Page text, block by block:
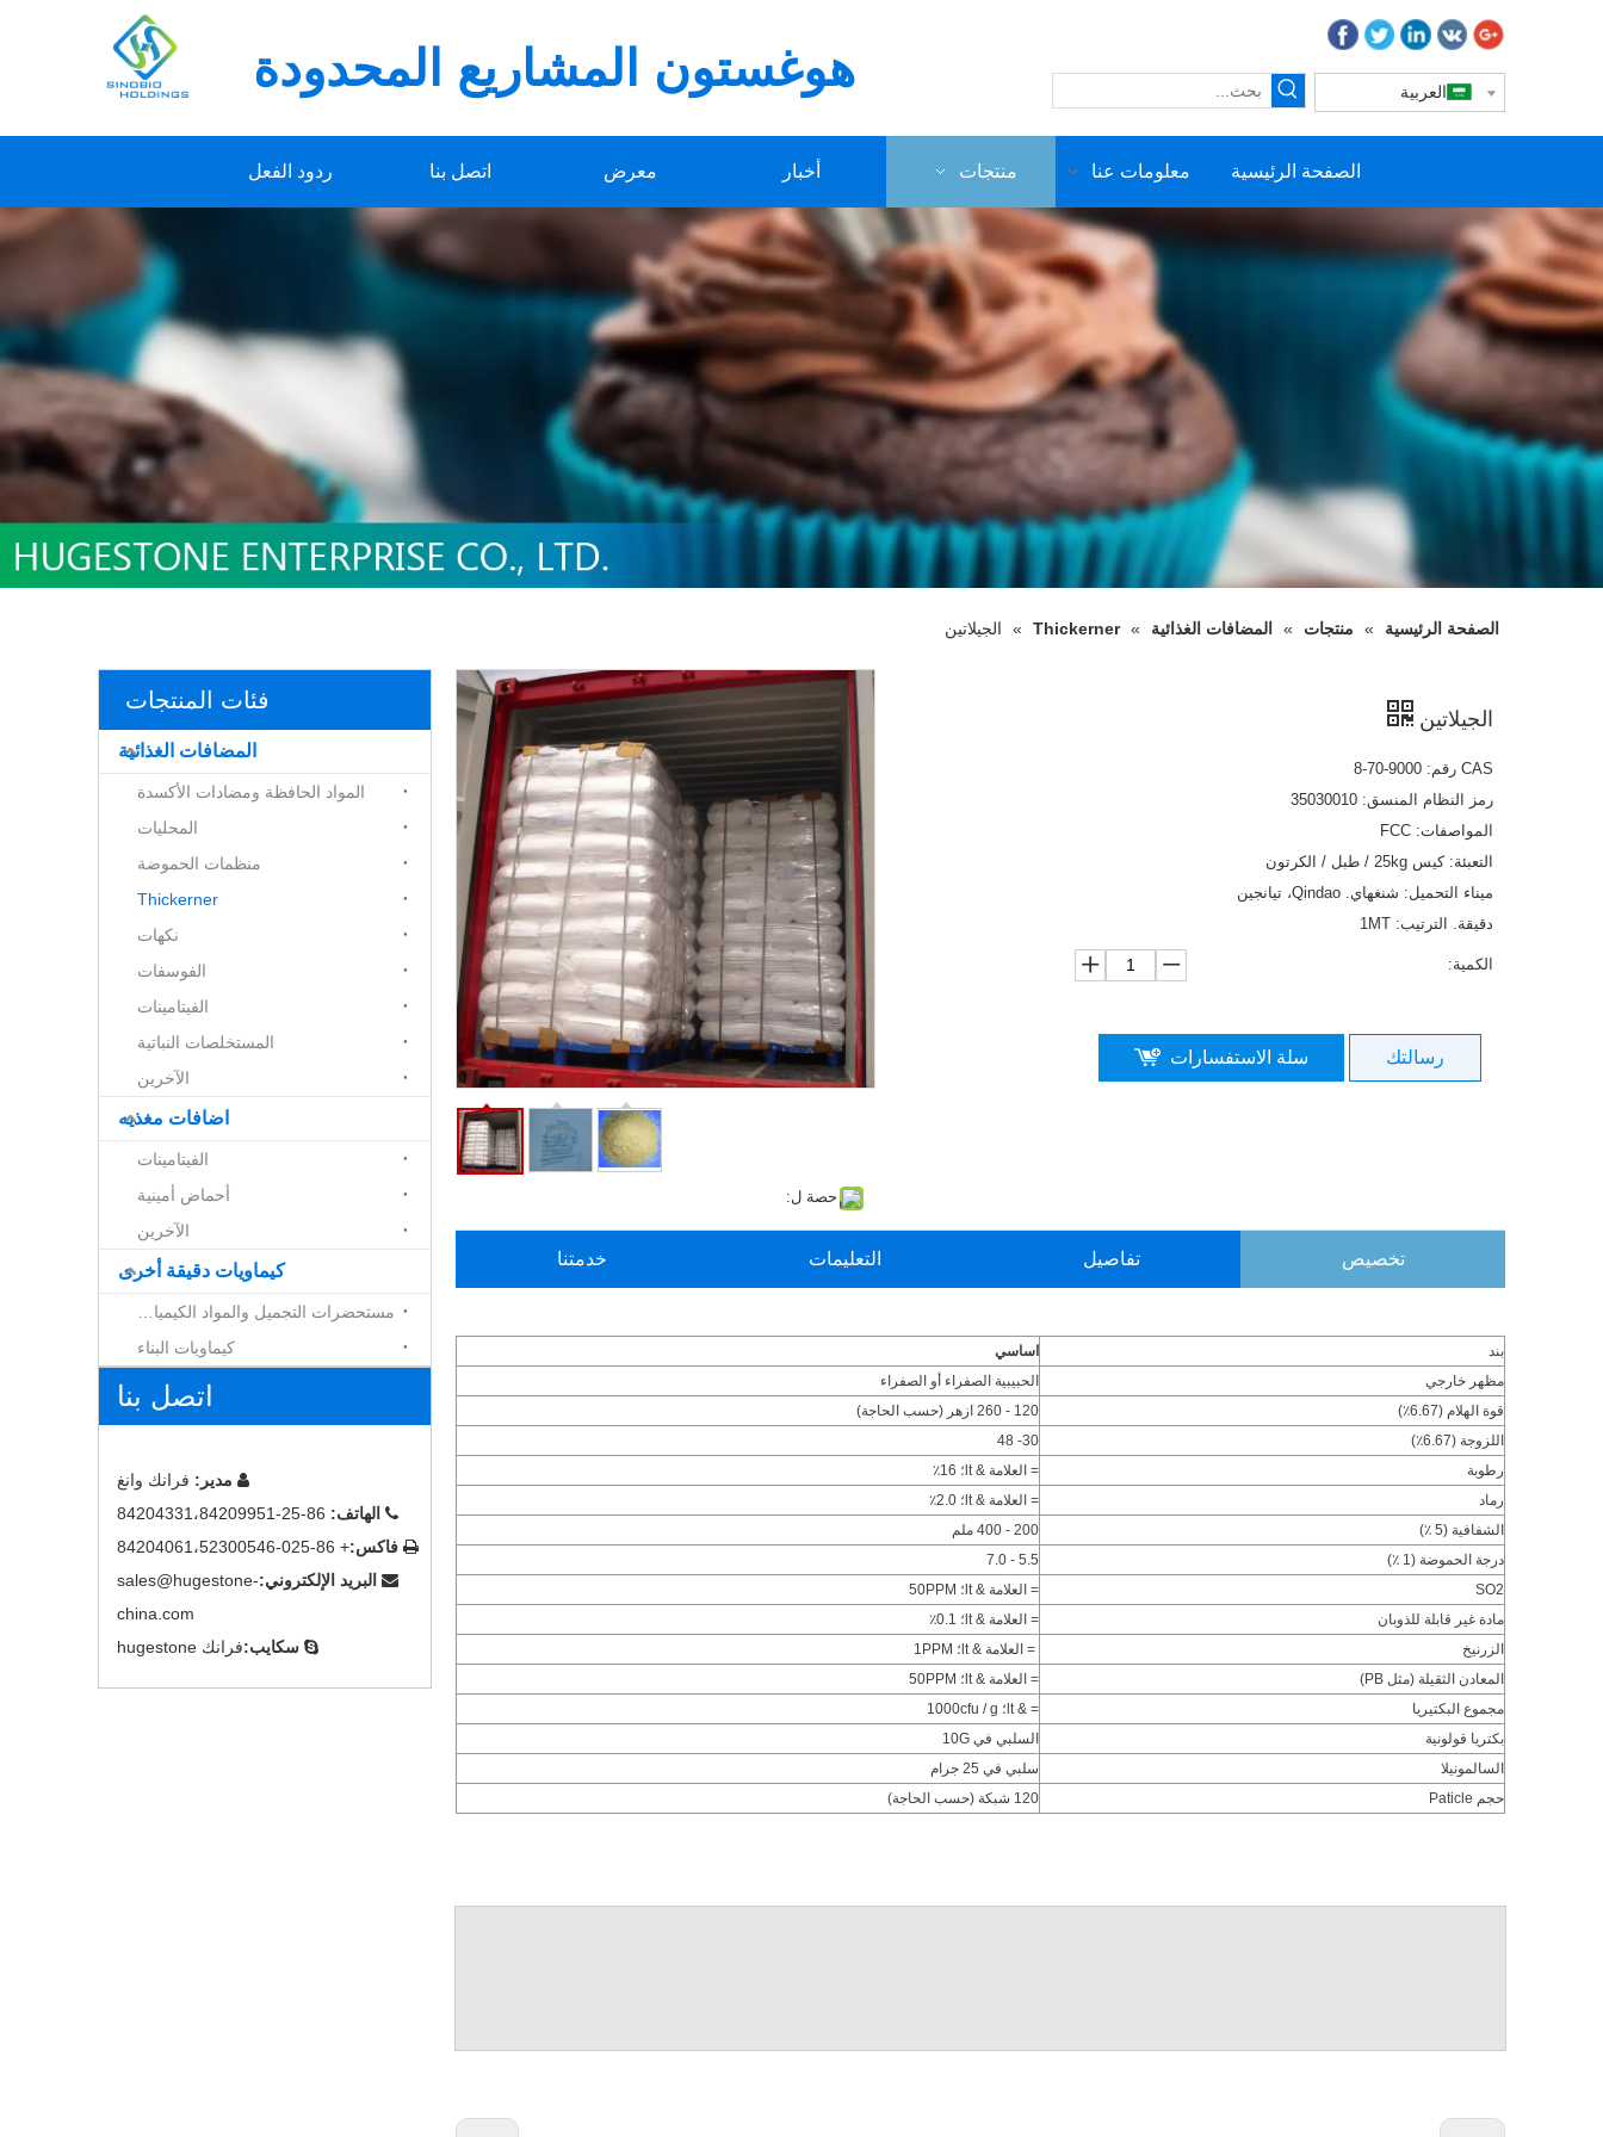
هوغستون المشاريع المحدودة العربية
الصفحة الرئيسية معلومات عنا منتجات أخبار معرض اتصل بنا ردود الفعل
الصفحة الرئيسية » منتجات » المضافات الغذائية »
Thickerner
» الجيلاتين
فئات المنتجات
المضافات الغذائية
المواد الحافظة ومضادات الأكسدة
المحليات
منظمات الحموضة
Thickerner
نكهات
الفوسفات
الفيتامينات
المستخلصات النباتية
الآخرين
اضافات مغذيه
الفيتامينات
أحماض أمينية
الآخرين
كيماويات دقيقة أخرى
كيماويات البناء
اتصل بنا
 مدير: فرانك وانغ
 الهاتف:
 فاكس:+ 86-025-84204061،52300546
 البريد الإلكتروني:sales@hugestone-
china.com
 سكايب:فرانك hugestone
حصة ل:
الجيلاتين
CAS رقم: 9000-70-8
رمز النظام المنسق: 35030010
المواصفات: FCC
التعبئة: كيس 25kg / طبل / الكرتون
ميناء التحميل: شنغهاي. Qindao، تيانجين
دقيقة. الترتيب: 1MT
الكمية:
رسالتك سلة الاستفسارات
تخصيص تفاصيل التعليمات خدمتنا
بند
اساسي
مظهر خارجي
الحبيبية الصفراء أو الصفراء
قوة الهلام (6.67٪)
120 - 260 ازهر (حسب الحاجة)
اللزوجة (6.67٪)
30- 48
رطوبة
= العلامة & lt؛ 16٪
رماد
= العلامة & lt؛ 2.0٪
الشفافية (5 ٪)
200 - 400 ملم
درجة الحموضة (1 ٪)
5.5 - 7.0
SO2
= العلامة & lt؛ 50PPM
مادة غير قابلة للذوبان
= العلامة & lt؛ 0.1٪
الزرنيخ
= العلامة & lt؛ 1PPM
المعادن الثقيلة (مثل PB)
= العلامة & lt؛ 50PPM
مجموع البكتيريا
= & lt؛ 1000cfu / g
بكتريا قولونية
السلبي في 10G
السالمونيلا
سلبي في 25 جرام
حجم Paticle
120 شبكة (حسب الحاجة)